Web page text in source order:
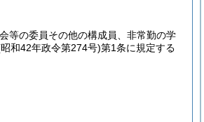
等の委員その他の構成員、非常勤の学
和42年政令第274号)第1条に規定する